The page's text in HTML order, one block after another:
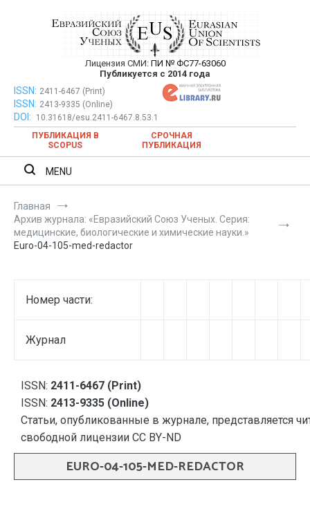
Евразийский Союз Ученых —
публикация научных статей в
ежемесячном научном журнале
Лицензия СМИ: ПИ № ФС77-63060
Публикуется с 2014 года
Евразийский Союз Ученых — публикация научных статей в
ежемесячном научном журнале
ISSN: 2411-6467 (Print)
ISSN: 2413-9335 (Online)
DOI:
10.31618/esu.2411-6467.8.53.1
ПУБЛИКАЦИЯ В
SCOPUS
СРОЧНАЯ
ПУБЛИКАЦИЯ
MENU
Главная
Архив журнала: «Евразийский Союз Ученых. Серия:
медицинские, биологические и химические науки.»
Euro-04-105-med-redactor
Номер части:
Журнал
ISSN: 2411-6467 (Print)
ISSN: 2413-9335 (Online)
Статьи, опубликованные в журнале, представляется
свободной лицензии CC BY-ND
EURO-04-105-MED-REDACTOR